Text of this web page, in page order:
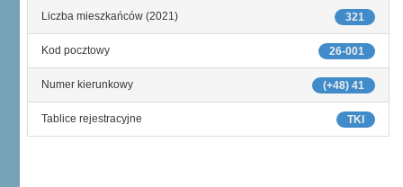
321
Liczba mieszkańców (2021)
26-001
Kod pocztowy
(+48) 41
Numer kierunkowy
TKI
Tablice rejestracyjne